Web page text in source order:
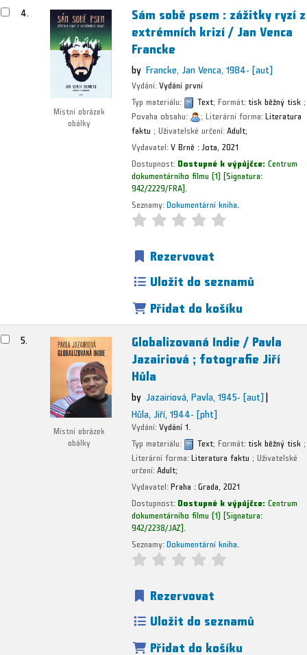
4.
Místní obrázek
obálky
Sám sobě psem : zážitky ryzí z
extrémních krizí /Jan Venca
Francke
by Francke, Jan Venca, 1984-[aut]
Vydání:Vydání první
Typ materiálu:
Text; Formát:tisk běžný tisk;
Povaha obsahu:
; Literární forma:Literatura
faktu ; Uživatelské určení:Adult;
Vydavatel:V Brně : Jota, 2021
Dostupnost:Dostupné k výpůjčce:Centrum
dokumentárního filmu (1) Signatura:
942/2229/FRA
Seznamy:Dokumentární kniha
Rezervovat
Uložit do seznamů
Přidat do košíku
5.
Místní obrázek
obálky
Globalizovaná Indie /Pavla
Jazairiová ; fotografie Jiří
Hůla
by Jazairiová, Pavla, 1945-[aut]
Hůla, Jiří, 1944-[pht]
Vydání:Vydání 1.
Typ materiálu:
Text; Formát:tisk běžný tisk ;
Literární forma:Literatura faktu ; Uživatelské
určení:Adult;
Vydavatel:Praha :Grada, 2021
Dostupnost:Dostupné k výpůjčce:Centrum
dokumentárního filmu (1) Signatura:
942/2238/JAZ
Seznamy:Dokumentární kniha
Rezervovat
Uložit do seznamů
Přidat do košíku